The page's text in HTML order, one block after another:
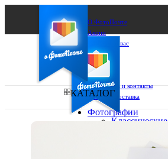
О ФотоПочте
Акции
Сделаем за вас
Бизнесу
FAQ
Франшиза
Поддержка и контакты
Оплата и доставка
КАТАЛОГ
Фотографии
Классические
10х15